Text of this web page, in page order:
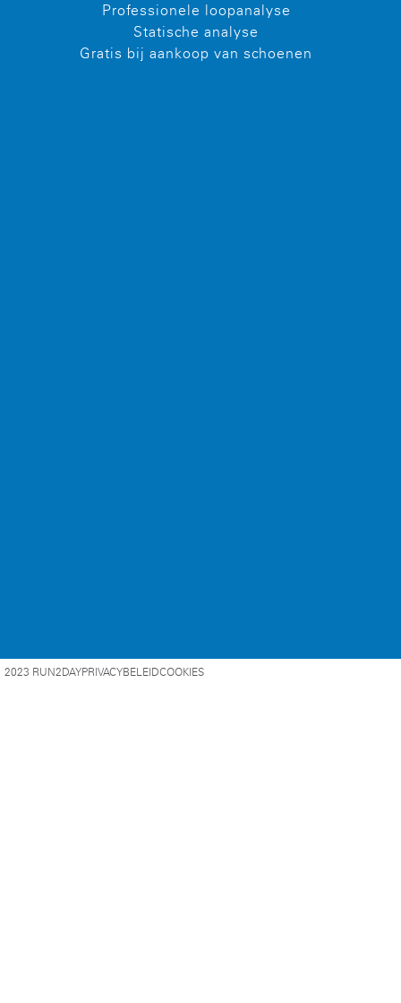
Professionele loopanalyse
Statische analyse
Gratis bij aankoop van schoenen
2023 RUN2DAYPRIVACYBELEIDCOOKIES